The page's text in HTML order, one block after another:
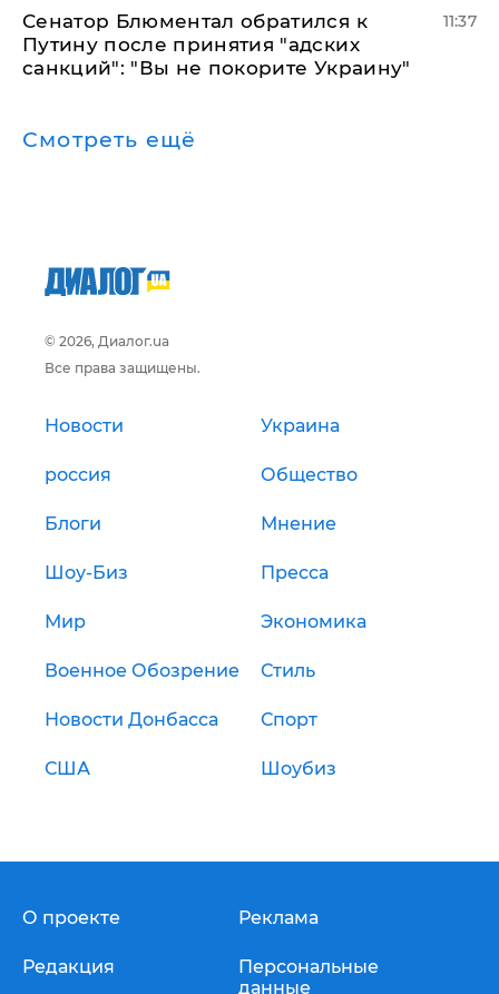
Сенатор Блюментал обратился к
Путину после принятия "адских
санкций": "Вы не покорите Украину"
11:37
Смотреть ещё
© 2026, Диалог.ua
Все права защищены.
Новости Украина
россия Общество
Блоги Мнение
Шоу-Биз Пресса
Мир Экономика
Военное Обозрение Стиль
Новости Донбасса Спорт
США Шоубиз
О проекте
Редакция
Реклама
Персональные
данные